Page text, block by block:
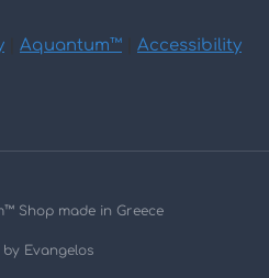
Aquantum™
Accessibility
™Shop made in Greece
by Evangelos